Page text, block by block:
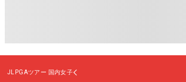
JLPGAツアー 国内女子